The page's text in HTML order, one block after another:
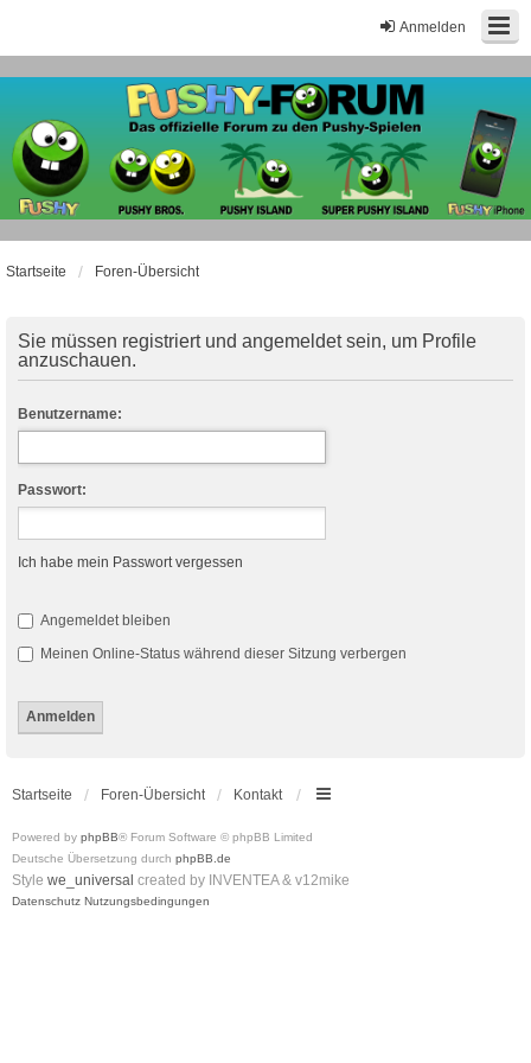
Anmelden
Startseite Foren-Übersicht
Sie müssen registriert und angemeldet sein, um Profile
anzuschauen.
Benutzername:
Passwort:
Ich habe mein Passwort vergessen
Angemeldet bleiben
Meinen Online-Status während dieser Sitzung verbergen
Startseite Foren-Übersicht Kontakt
Powered by phpBB® Forum Software © phpBB Limited
Deutsche Übersetzung durch phpBB.de
Style we_universal created by INVENTEA & v12mike
Datenschutz Nutzungsbedingungen